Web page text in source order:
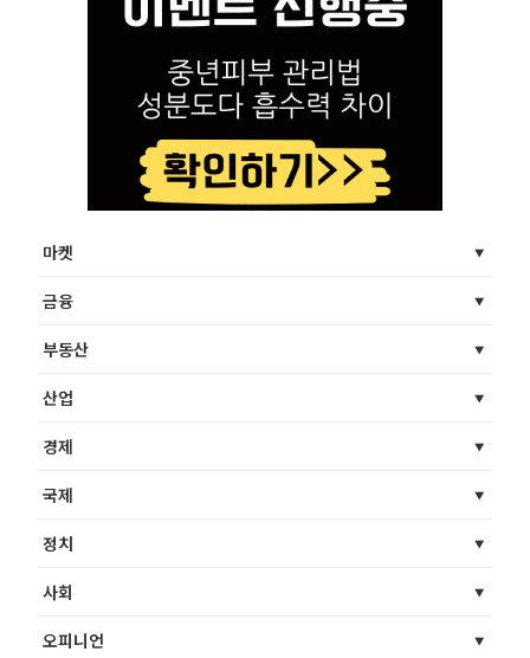
마켓
금융
부동산
산업
경제
국제
정치
사회
오피니언